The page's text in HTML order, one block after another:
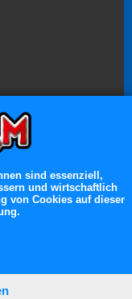
sind essenziell,
und wirtschaftlich
von Cookies auf dieser